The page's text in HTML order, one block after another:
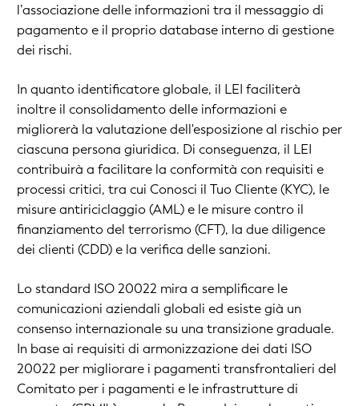
l’associazione delle informazioni tra il messaggio di
pagamento e il proprio database interno di gestione
dei rischi.
In quanto identificatore globale, il LEI faciliterà
inoltre il consolidamento delle informazioni e
migliorerà la valutazione dell'esposizione al rischio per
ciascuna persona giuridica. Di conseguenza, il LEI
contribuirà a facilitare la conformità con requisiti e
processi critici, tra cui Conosci il Tuo Cliente (KYC), le
misure antiriciclaggio (AML) e le misure contro il
finanziamento del terrorismo (CFT), la due diligence
dei clienti (CDD) e la verifica delle sanzioni.
Lo standard ISO 20022 mira a semplificare le
comunicazioni aziendali globali ed esiste già un
consenso internazionale su una transizione graduale.
In base ai requisiti di armonizzazione dei dati ISO
20022 per migliorare i pagamenti transfrontalieri del
Comitato per i pagamenti e le infrastrutture di